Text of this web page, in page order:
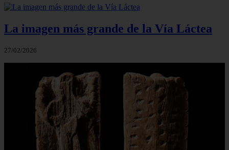
La imagen más grande de la Vía Láctea
27/02/2026